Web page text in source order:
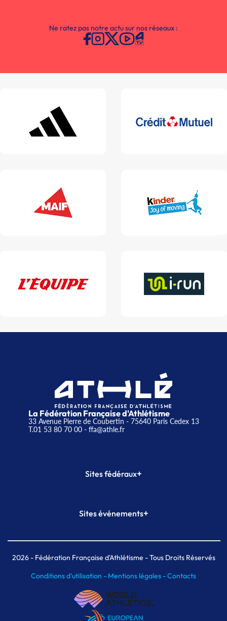
Ne ratez pas notre actu sur nos réseaux :
La Fédération Française d'Athlétisme
33 Avenue Pierre de Coubertin - 75640 Paris Cedex 13
T.01 53 80 70 00- ffa@athle.fr
Sites fédéraux+
Plateforme Formation
Sites événements+
Meeting de Paris indoor
MAIF Ekiden de Paris
2026- Fédération Française d'Athlétisme - Tous Droits Réservés
Conditions d'utilisation - Mentions légales -Contacts